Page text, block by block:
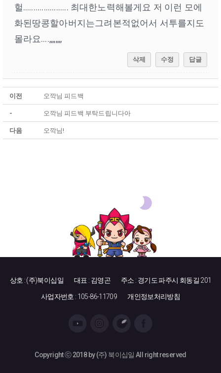
헐...................... 최대한노력해볼게요 저 이런 모에
화된땅콩할아버지는그려본적없어서 서투를지도
몰라요....,,,,,,,,
삭제 수정 답글
이전 오깍님 피드백
- 오깍님 피드백 부탁드립니다아
다음 오깍님!
상호 : (주)북이십일 대표 : 김영곤 주소 : 경기도 파주시 회동길 201
사업자번호 : 105-86-11709 개인정보처리방침
Copyright ⓒ 2018 by (주) 북이십일 All right reserved